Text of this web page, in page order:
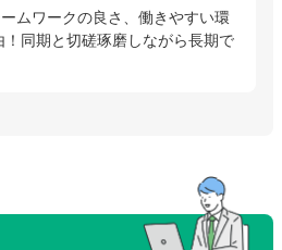
ムワークの良さ、働きやすい環
同期と切磋琢磨しながら長期で